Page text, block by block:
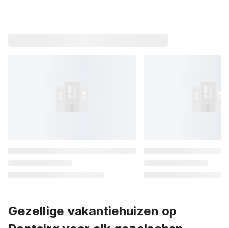
Gezellige vakantiehuizen op